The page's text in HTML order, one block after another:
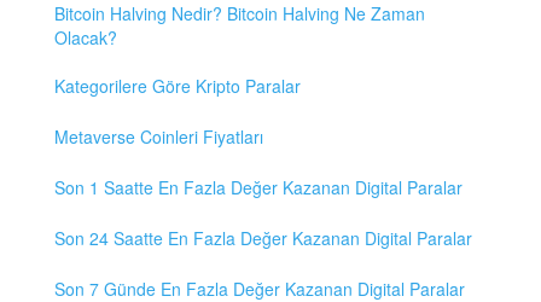
Bitcoin Halving Nedir? Bitcoin Halving Ne Zaman
Olacak?
Kategorilere Göre Kripto Paralar
Metaverse Coinleri Fiyatları
Son 1 Saatte En Fazla Değer Kazanan Digital Paralar
Son 24 Saatte En Fazla Değer Kazanan Digital Paralar
Son 7 Günde En Fazla Değer Kazanan Digital Paralar